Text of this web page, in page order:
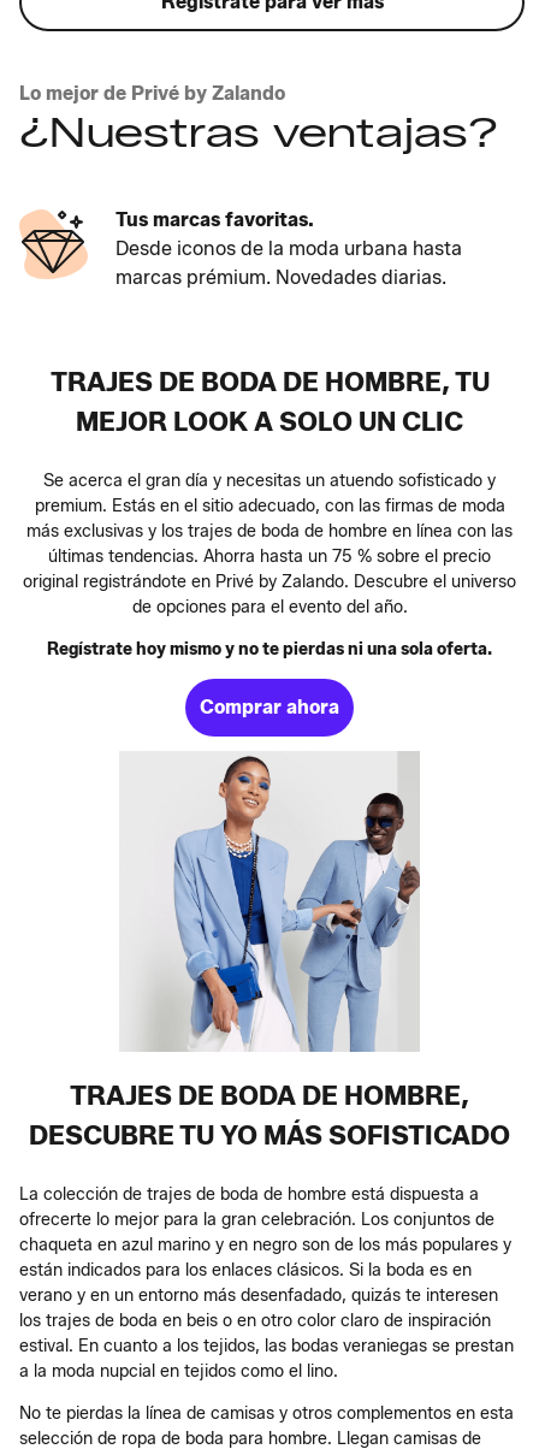
Lo mejor de Privé by Zalando
¿Nuestras ventajas?
Tus marcas favoritas.
Desde iconos de la moda urbana hasta
marcas prémium. Novedades diarias.
TRAJES DE BODA DE HOMBRE, TU
MEJOR LOOK A SOLO UN CLIC
Se acerca el gran día y necesitas un atuendo sofisticado y
premium. Estás en el sitio adecuado, con las firmas de moda
más exclusivas y los trajes de boda de hombre en línea con las
últimas tendencias. Ahorra hasta un 75 % sobre el precio
original registrándote en Privé by Zalando. Descubre el universo
de opciones para el evento del año.
Regístrate hoy mismo y no te pierdas ni una sola oferta.
Comprar ahora
TRAJES DE BODA DE HOMBRE,
DESCUBRE TU YO MÁS SOFISTICADO
La colección de trajes de boda de hombre está dispuesta a
ofrecerte lo mejor para la gran celebración. Los conjuntos de
chaqueta en azul marino y en negro son de los más populares y
están indicados para los enlaces clásicos. Si la boda es en
verano y en un entorno más desenfadado, quizás te interesen
los trajes de boda en beis o en otro color claro de inspiración
estival. En cuanto a los tejidos, las bodas veraniegas se prestan
a la moda nupcial en tejidos como el lino.
No te pierdas la línea de camisas y otros complementos en esta
selección de ropa de boda para hombre. Llegan camisas de